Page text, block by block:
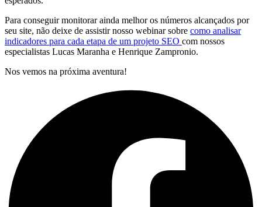
Para conseguir monitorar ainda melhor os números alcançados por
seu site, não deixe de assistir nosso webinar sobre como analisar
indicadores para cada etapa de um projeto SEO com nossos
especialistas Lucas Maranha e Henrique Zampronio.
Nos vemos na próxima aventura!